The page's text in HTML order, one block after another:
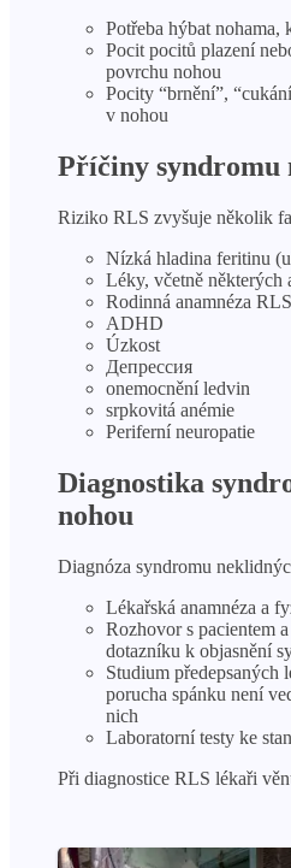
Potřeba hýbat nohama,
Pocit pocitů plazení
povrchu nohou
Pocity “brnění”,
v nohou
Příčiny syndromu
Riziko RLS zvyšuje několik
Nízká hladina feritinu
Léky, včetně některých
Rodinná anamnéza RLS
ADHD
Úzkost
Депрессия
onemocnění ledvin
srpkovitá anémie
Periferní neuropatie
Diagnostika
nohou
Diagnóza syndromu
Lékařská anamnéza a
Rozhovor s pacientem
dotazníku k objasnění
Studium předepsaných
porucha spánku není
nich
Laboratorní testy ke
Při diagnostice RLS lékaři